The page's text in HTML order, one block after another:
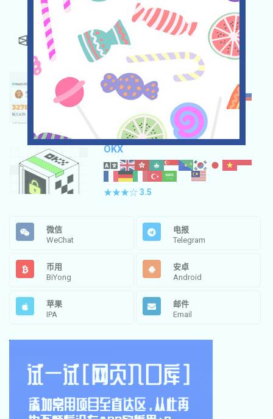
POLYMARKET
★★★☆
HUOBI
★★★3.0
OKX
★★★☆3.5
微信
WeChat
电报
Telegram
币用
BiYong
安卓
Android
苹果
IPA
邮件
Email